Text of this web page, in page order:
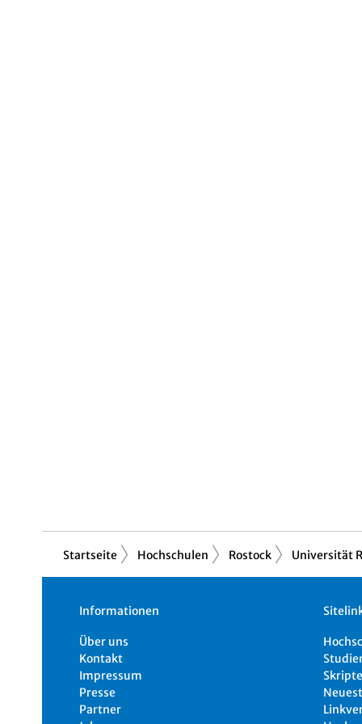
Startseite Hochschulen Rostock Universität
Informationen
Über uns
Kontakt
Impressum
Presse
Partner